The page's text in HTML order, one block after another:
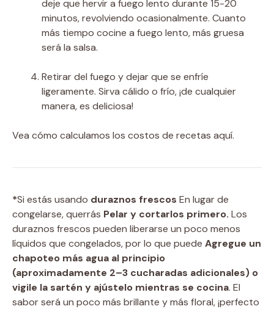
deje que hervir a fuego lento durante 15-20
minutos, revolviendo ocasionalmente. Cuanto
más tiempo cocine a fuego lento, más gruesa
será la salsa.
Retirar del fuego y dejar que se enfríe
ligeramente. Sirva cálido o frío, ¡de cualquier
manera, es deliciosa!
Vea cómo calculamos los costos de recetas aquí.
*Si estás usando duraznos frescos En lugar de
congelarse, querrás Pelar y cortarlos primero. Los
duraznos frescos pueden liberarse un poco menos
líquidos que congelados, por lo que puede Agregue un
chapoteo más agua al principio
(aproximadamente 2–3 cucharadas adicionales) o
vigile la sartén y ajústelo mientras se cocina. El
sabor será un poco más brillante y más floral, ¡perfecto